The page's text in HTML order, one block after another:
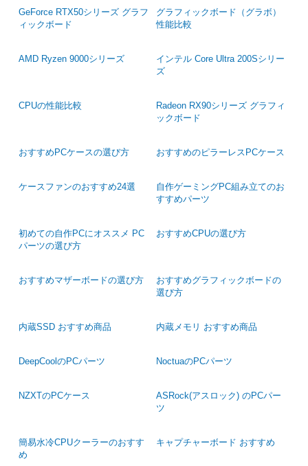
GeForce RTX50シリーズ グラフ
ィックボード
グラフィックボード（グラボ）
性能比較
AMD Ryzen 9000シリーズ
インテル Core Ultra 200Sシリー
ズ
CPUの性能比較
Radeon RX90シリーズ グラフィ
ックボード
おすすめPCケースの選び方 おすすめのピラーレスPCケース
ケースファンのおすすめ24選
自作ゲーミングPC組み立てのお
すすめパーツ
初めての自作PCにオススメ PC
パーツの選び方
おすすめCPUの選び方
おすすめマザーボードの選び方
おすすめグラフィックボードの
選び方
内蔵SSD おすすめ商品 内蔵メモリ おすすめ商品
DeepCoolのPCパーツ NoctuaのPCパーツ
NZXTのPCケース
ASRock(アスロック) のPCパー
ツ
簡易水冷CPUクーラーのおすす
め
キャプチャーボード おすすめ